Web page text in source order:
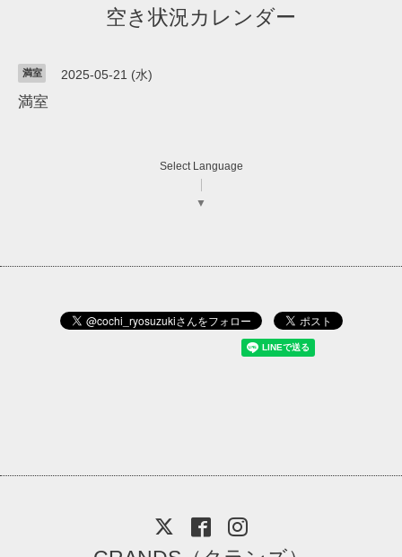
空き状況カレンダー
満室 2025-05-21 (水)
満室
Select Language
▼